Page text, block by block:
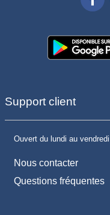
Support client
Ouvert du lundi au
Nous contacter
Questions fréquentes